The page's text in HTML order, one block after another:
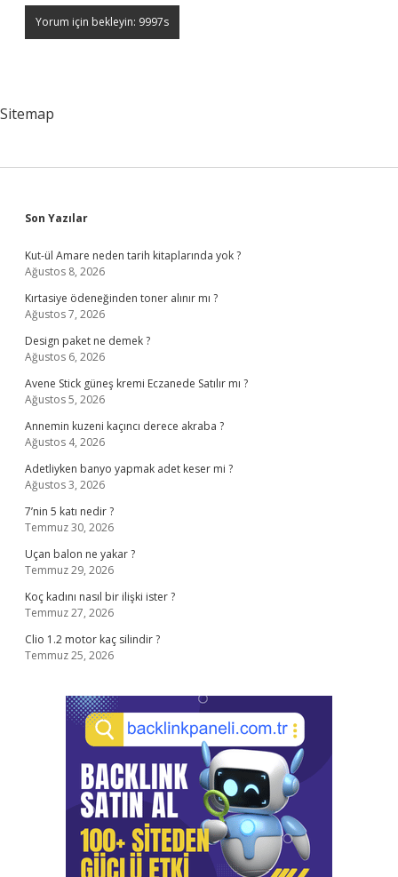
Sitemap
Sidebar
Son Yazılar
Kut-ül Amare neden tarih kitaplarında yok ?
Ağustos 8, 2026
Kırtasiye ödeneğinden toner alınır mı ?
Ağustos 7, 2026
Design paket ne demek ?
Ağustos 6, 2026
Avene Stick güneş kremi Eczanede Satılır mı ?
Ağustos 5, 2026
Annemin kuzeni kaçıncı derece akraba ?
Ağustos 4, 2026
Adetliyken banyo yapmak adet keser mi ?
Ağustos 3, 2026
7’nin 5 katı nedir ?
Temmuz 30, 2026
Uçan balon ne yakar ?
Temmuz 29, 2026
Koç kadını nasıl bir ilişki ister ?
Temmuz 27, 2026
Clio 1.2 motor kaç silindir ?
Temmuz 25, 2026